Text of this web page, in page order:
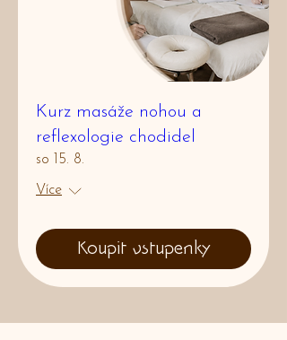
Kurz masáže nohou a
reflexologie chodidel
so 15. 8.
Více
Koupit vstupenky